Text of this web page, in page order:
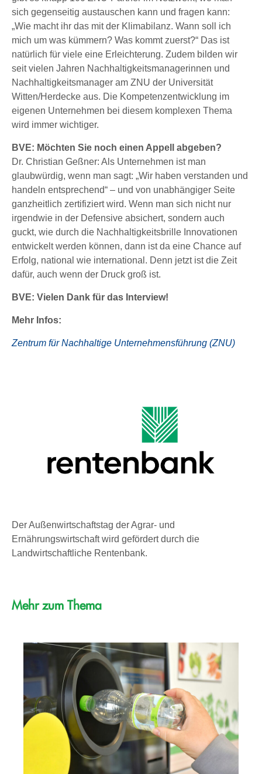
sich gegenseitig austauschen kann und fragen kann:
„Wie macht ihr das mit der Klimabilanz. Wann soll ich
mich um was kümmern? Was kommt zuerst?“ Das ist
natürlich für viele eine Erleichterung. Zudem bilden wir
seit vielen Jahren Nachhaltigkeitsmanagerinnen und
Nachhaltigkeitsmanager am ZNU der Universität
Witten/Herdecke aus. Die Kompetenzentwicklung im
eigenen Unternehmen bei diesem komplexen Thema
wird immer wichtiger.
BVE: Möchten Sie noch einen Appell abgeben?
Dr. Christian Geßner: Als Unternehmen ist man
glaubwürdig, wenn man sagt: „Wir haben verstanden und
handeln entsprechend“ – und von unabhängiger Seite
ganzheitlich zertifiziert wird. Wenn man sich nicht nur
irgendwie in der Defensive absichert, sondern auch
guckt, wie durch die Nachhaltigkeitsbrille Innovationen
entwickelt werden können, dann ist da eine Chance auf
Erfolg, national wie international. Denn jetzt ist die Zeit
dafür, auch wenn der Druck groß ist.
BVE: Vielen Dank für das Interview!
Mehr Infos:
Zentrum für Nachhaltige Unternehmensführung (ZNU)
Der Außenwirtschaftstag der Agrar- und
Ernährungswirtschaft wird gefördert durch die
Landwirtschaftliche Rentenbank.
Mehr zum Thema